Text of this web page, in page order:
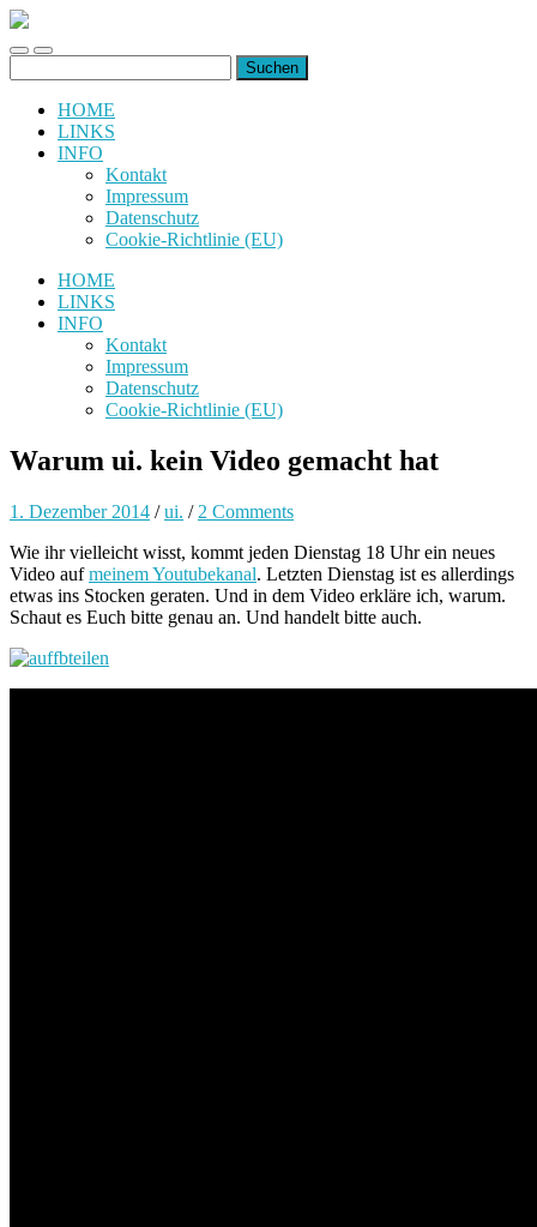
uiuiuiuiuiuiui.de
Toggle
mobile
Toggle
search
nach:
HOME
LINKS
INFO
Kontakt
Impressum
Datenschutz
Cookie-Richtlinie (EU)
HOME
LINKS
INFO
Kontakt
Impressum
Datenschutz
Cookie-Richtlinie (EU)
Warum ui. kein Video gemacht hat
1. Dezember 2014 /ui. / 2 Comments
Wie ihr vielleicht wisst, kommt jeden Dienstag 18 Uhr ein neues
Video aufmeinem Youtubekanal. Letzten Dienstag ist es allerdings
etwas ins Stocken geraten. Und in dem Video erkläre ich, warum.
Schaut es Euch bitte genau an. Und handelt bitte auch.